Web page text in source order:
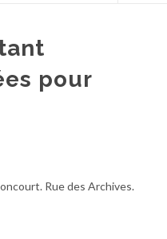
pour
Rue des Archives.